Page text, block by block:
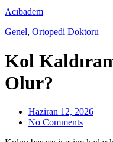
Acıbadem
Genel, Ortopedi Doktoru
Kol
Olur?
Haziran 12, 2026
No Comments